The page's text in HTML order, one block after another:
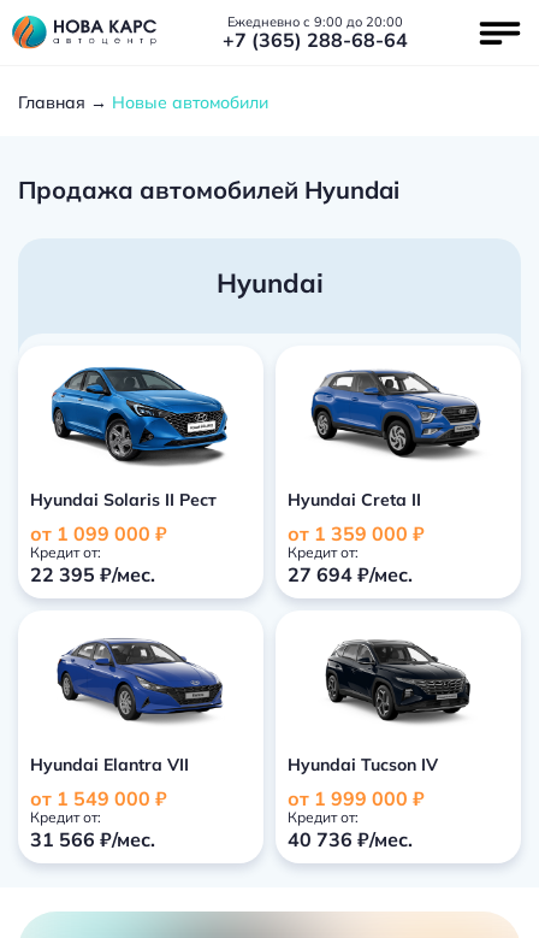
Ежедневно с 9:00 до 20:00
+7 (365) 288-68-64
Главная Новые автомобили
Продажа автомобилей Hyundai
Hyundai
Hyundai Solaris II Рест
от 1 099 000 ₽
Кредит от:
22 395 ₽/мес.
Hyundai Creta II
от 1 359 000 ₽
Кредит от:
27 694 ₽/мес.
Hyundai Elantra VII
от 1 549 000 ₽
Кредит от:
31 566 ₽/мес.
Hyundai Tucson IV
от 1 999 000 ₽
Кредит от:
40 736 ₽/мес.